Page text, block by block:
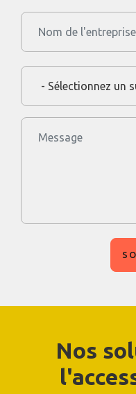
Nom de l'entreprise /
Sujet
Message
Nos